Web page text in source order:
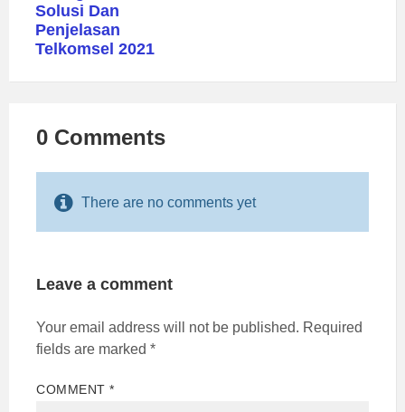
Solusi Dan
Penjelasan
Telkomsel 2021
0 Comments
There are no comments yet
Leave a comment
Your email address will not be published. Required
fields are marked *
COMMENT*